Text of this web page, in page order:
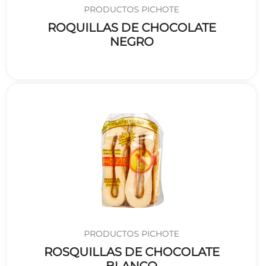
PRODUCTOS PICHOTE
ROQUILLAS DE CHOCOLATE
NEGRO
PRODUCTOS PICHOTE
ROSQUILLAS DE CHOCOLATE